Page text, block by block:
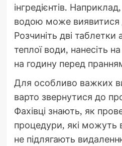
інгредієнтів.
водою може
Розчиніть дві таблетки
теплої води, нанесіть
на годину перед
Для особливо важких
варто звернутися до
Фахівці знають, як
процедури, які можуть
не підлягають